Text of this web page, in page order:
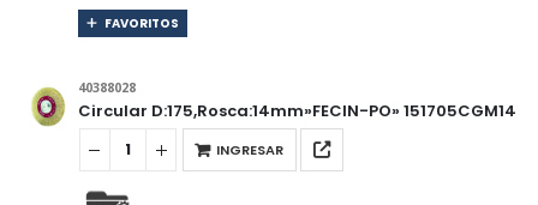
FAVORITOS
40388028
Circular D:175,Rosca:14mm»FECIN-PO» 151705CGM14
INGRESAR